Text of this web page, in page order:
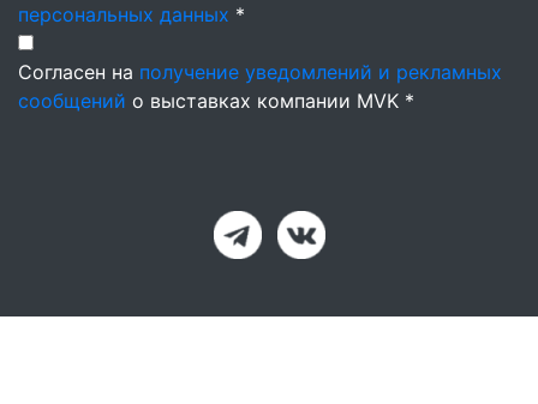
персональных данных *
Согласен на получение уведомлений и рекламных
сообщений о выставках компании MVK *